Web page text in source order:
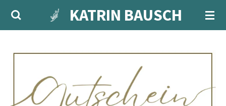
Zum
Hauptinhalt
KATRIN BAUSCH